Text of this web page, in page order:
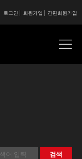
간편회원가입
회원가입
로그인
검색